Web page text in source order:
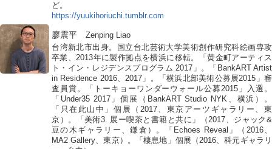
ど。
https://yuukihoriuchi.tumblr.com
廖震平Zenping Liao
台湾新北市出身。国立台北芸術大学美術創作研究科絵画専攻
卒業、2013年に製作拠点を横浜に移転。「黄金町アーティス
ト・イン・レジデンスプログラム 2017」。「BankART Artist
in Residence 2016、2017」。「横浜北部美術公募展2015」審
査員賞。「トーキョーワンダーウォール公募2015」入選。
「Under35 2017」個展（BankART Studio NYK、横浜）。
「只在此山中」個展（2017、東京アーツギャラリー、東
京）。「美術3. 展ー喫茶と書籍と共に」（2017、ジャック&
豆の木ギャラリー、鎌倉）。「Echoes Reveal」（2016、
MA2 Gallery、東京）。「棲息地」個展（2016、科元ギャラリ